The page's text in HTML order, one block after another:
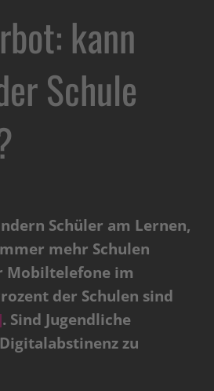
kann
Schule
Schüler am Lernen,
mehr Schulen
Mobiltelefone im
der Schulen sind
. Sind Jugendliche
zu